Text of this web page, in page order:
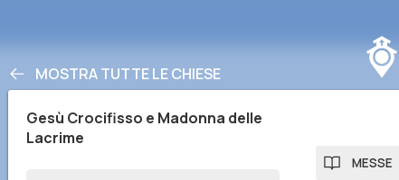
MOSTRA TUTTE LE CHIESE
Gesù Crocifisso e Madonna delle
Lacrime
MESSE